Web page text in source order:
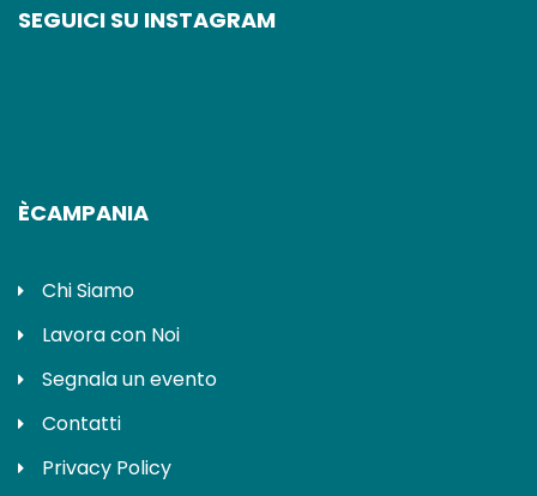
SEGUICI SU INSTAGRAM
ÈCAMPANIA
Chi Siamo
Lavora con Noi
Segnala un evento
Contatti
Privacy Policy